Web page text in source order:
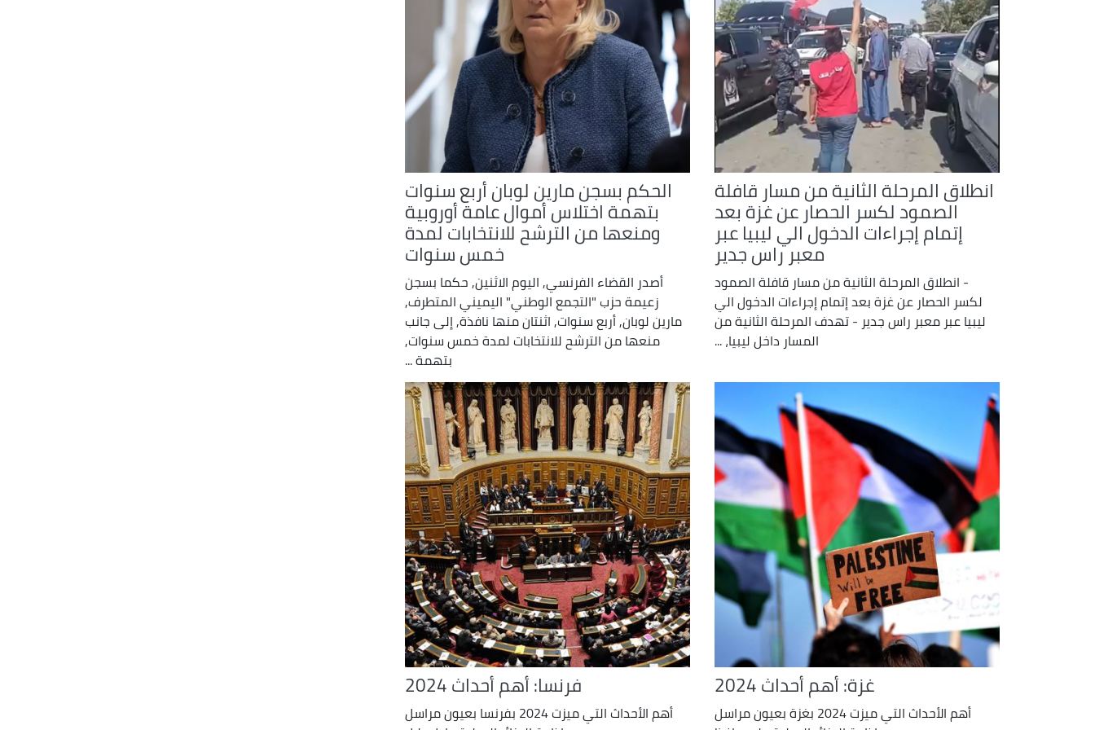
انطلاق المرحلة الثانية من مسار قافلة
الصمود لكسر الحصار عن غزة بعد
إتمام إجراءات الدخول الي ليبيا عبر
معبر راس جدير
- انطلاق المرحلة الثانية من مسار قافلة الصمود
لكسر الحصار عن غزة بعد إتمام إجراءات الدخول الي
ليبيا عبر معبر راس جدير - تهدف المرحلة الثانية من
المسار داخل ليبيا، ...
الحكم بسجن مارين لوبان أربع سنوات
بتهمة اختلاس أموال عامة أوروبية
ومنعها من الترشح للانتخابات لمدة
خمس سنوات
أصدر القضاء الفرنسي, اليوم الاثنين, حكما بسجن
زعيمة حزب "التجمع الوطني" اليميني المتطرف,
مارين لوبان, أربع سنوات, اثنتان منها نافذة, إلى جانب
منعها من الترشح للانتخابات لمدة خمس سنوات,
بتهمة ...
غزة: أهم أحداث 2024
أهم الأحداث التي ميزت 2024 بغزة بعيون مراسل
فرنسا: أهم أحداث 2024
أهم الأحداث التي ميزت 2024 بفرنسا بعيون مراسل